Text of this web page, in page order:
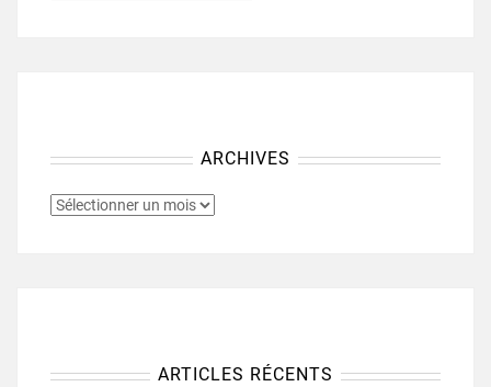
ARCHIVES
ARCHIVES
ARTICLES RÉCENTS